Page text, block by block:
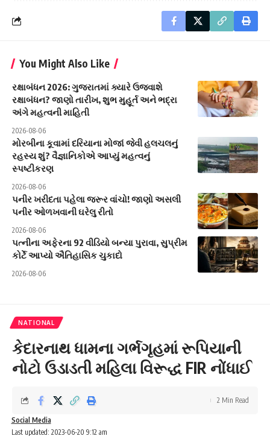
You Might Also Like
રક્ષાબંધન 2026: ગુજરાતમાં ક્યારે ઉજવાશે
રક્ષાબંધન? જાણો તારીખ, શુભ મુહૂર્ત અને ભદ્રા
અંગે મહત્વની માહિતી
2026-08-06
મોરબીના કૂવામાં દરિયાના મોજાં જેવી હલચલનું
રહસ્ય શું? વૈજ્ઞાનિકોએ આપ્યું મહત્વનું
સ્પષ્ટીકરણ
2026-08-06
પનીર ખરીદતા પહેલા જરૂર વાંચો! જાણો અસલી
પનીર ઓળખવાની ઘરેલુ રીતો
2026-08-06
પત્નીના અફેરના 92 વીડિયો બન્યા પુરાવા, સુપ્રીમ
કોર્ટે આપ્યો ઐતિહાસિક ચુકાદો
2026-08-06
NATIONAL
કેદારનાથ ધામના ગર્ભગૃહમાં રૂપિયાની
નોટો ઉડાડતી મહિલા વિરૂદ્ધ FIR નોંધાઈ
Last updated: 2023-06-20 9:12 am
Social Media
2 Min Read